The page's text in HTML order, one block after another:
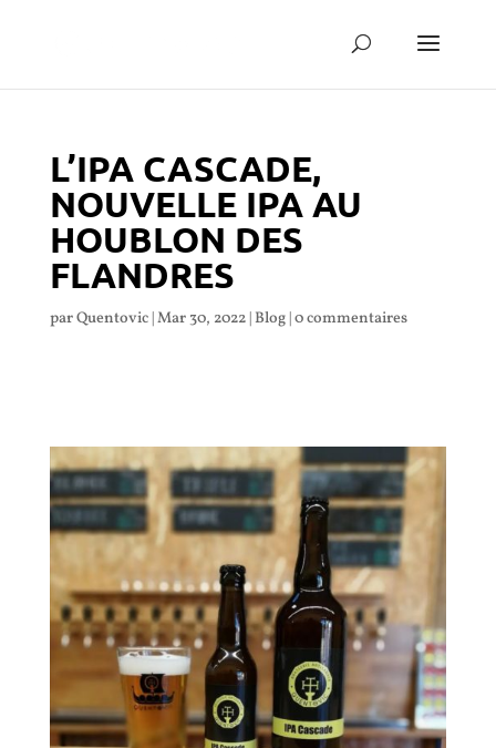
L’IPA CASCADE,
NOUVELLE IPA AU
HOUBLON DES
FLANDRES
parQuentovic|Mar 30, 2022|Blog|0 commentaires